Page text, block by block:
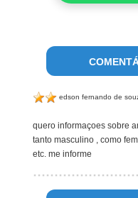
edson fernando de
quero informaçoes sobre
tanto masculino , como
etc. me informe